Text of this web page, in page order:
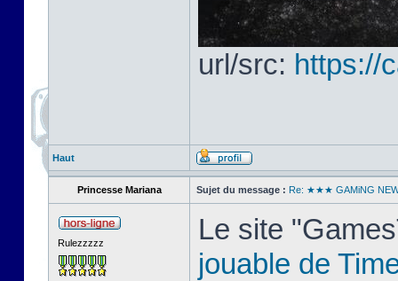
url/src: https://
Haut
Princesse Mariana Sujet du message : Re: ★★★ GAMiNG
Rulezzzzz
Le site
jouable de